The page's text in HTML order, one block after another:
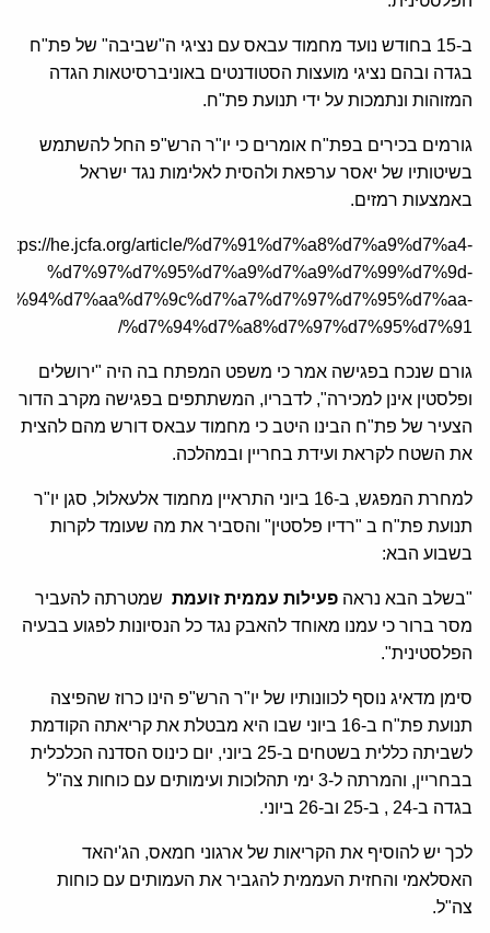
ב-15 בחודש נועד מחמוד עבאס עם נציגי ה"שביבה" של פת"ח
בגדה ובהם נציגי מועצות הסטודנטים באוניברסיטאות הגדה
המזוהות ונתמכות על ידי תנועת פת"ח.
גורמים בכירים בפת"ח אומרים כי יו"ר הרש"פ החל להשתמש
בשיטותיו של יאסר ערפאת ולהסית לאלימות נגד ישראל
באמצעות רמזים.
https://he.jcfa.org/article/%d7%91%d7%a8%d7%a9%d7%a4-
%d7%97%d7%95%d7%a9%d7%a9%d7%99%d7%9d-
%d7%94%d7%a8%d7%97%d7%95%d7%91/
גורם שנכח בפגישה אמר כי משפט המפתח בה היה "ירושלים
ופלסטין אינן למכירה", לדבריו, המשתתפים בפגישה מקרב הדור
הצעיר של פת"ח הבינו היטב כי מחמוד עבאס דורש מהם להצית
את השטח לקראת ועידת בחריין ובמהלכה.
למחרת המפגש, ב-16 ביוני התראיין מחמוד אלעאלול, סגן יו"ר
תנועת פת"ח ב "רדיו פלסטין" והסביר את מה שעומד לקרות
בשבוע הבא:
"בשלב הבא נראה פעילות עממית זועמת שמטרתה להעביר
מסר ברור כי עמנו מאוחד להאבק נגד כל הנסיונות לפגוע בבעיה
הפלסטינית".
סימן מדאיג נוסף לכוונותיו של יו"ר הרש"פ הינו כרוז שהפיצה
תנועת פת"ח ב-16 ביוני שבו היא מבטלת את קריאתה הקודמת
לשביתה כללית בשטחים ב-25 ביוני, יום כינוס הסדנה הכלכלית
בבחריין, והמרתה ל-3 ימי תהלוכות ועימותים עם כוחות צה"ל
בגדה ב-24 , ב-25 וב-26 ביוני.
לכך יש להוסיף את הקריאות של ארגוני חמאס, הג'יהאד
האסלאמי והחזית העממית להגביר את העמותים עם כוחות
צה"ל.